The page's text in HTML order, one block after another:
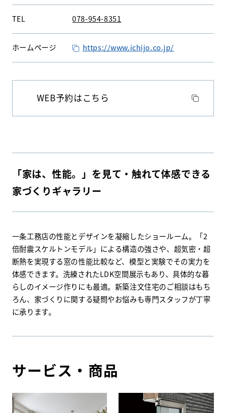
HDC HDC神戸
HDC大阪
ウェルビーみのお
HDCジャーナル
WEBアンケート お問い合わせ
TEL 078-954-8351
ホームページ https://www.ichijo.co.jp/
WEB予約はこちら
「家は、性能。」を見て・触れて体感できる
家づくりギャラリー
一条工務店の性能とデザインを凝縮したショールーム。「2
倍耐震スケルトンモデル」による構造の強さや、超気密・超
断熱を実現する窓の性能比較など、模型と実験でその実力を
体感できます。洗練されたLDK空間展示もあり、具体的な暮
らしのイメージ作りにも最適。新築注文住宅のご相談はもち
ろん、家づくりに関する疑問やお悩みも専門スタッフが丁寧
に承ります。
サービス・商品